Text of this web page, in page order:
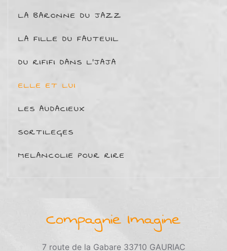
LA BARONNE DU JAZZ
LA FILLE DU FAUTEUIL
DU RIFIFI DANS L'JAJA
ELLE ET LUI
LES AUDACIEUX
SORTILEGES
MELANCOLIE POUR RIRE
Compagnie Imagine
7 route de la Gabare 33710 GAURIAC